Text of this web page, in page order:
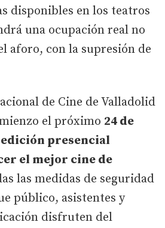
disponibles en los teatros
una ocupación real no
aforo, con la supresión de
de Cine de Valladolid
el próximo 24 de
presencial
el mejor cine de
las medidas de seguridad
público, asistentes y
disfruten del